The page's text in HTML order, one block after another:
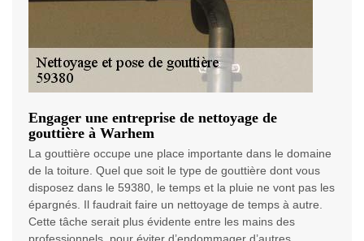
Engager une entreprise de nettoyage de
gouttière à Warhem
La gouttière occupe une place importante dans le domaine
de la toiture. Quel que soit le type de gouttière dont vous
disposez dans le 59380, le temps et la pluie ne vont pas les
épargnés. Il faudrait faire un nettoyage de temps à autre.
Cette tâche serait plus évidente entre les mains des